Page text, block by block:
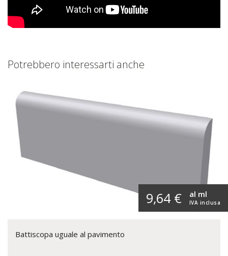
Potrebbero interessarti anche
9,64 € IVA inclusa
al ml
Battiscopa uguale al pavimento